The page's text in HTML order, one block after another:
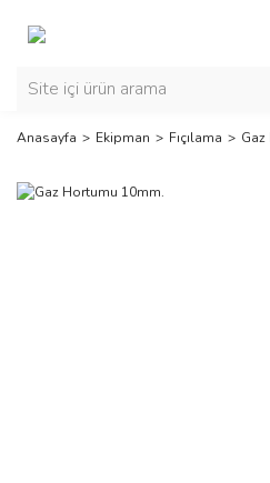
Anasayfa Ekipman Fıçılama